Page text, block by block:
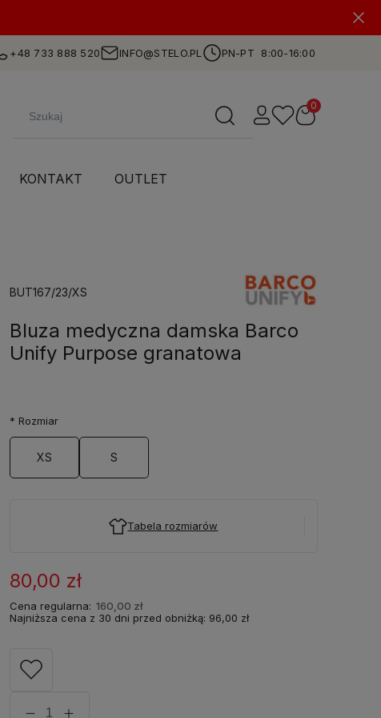
+48 733 888 520 INFO@STELO.PL PN-PT 8:00-16:00
KONTAKT OUTLET
BUT167/23/XS
Bluza medyczna damska Barco
Unify Purpose granatowa
* Rozmiar
XS S
Tabela rozmiarów
80,00 zł
Cena regularna: 160,00 zł
Najniższa cena z 30 dni przed obniżką: 96,00 zł